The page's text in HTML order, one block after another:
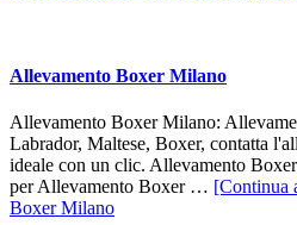
Allevamento Boxer Milano
Allevamento Boxer Milano:
Labrador, Maltese, Boxer, contatta
ideale con un clic. Allevamento
per Allevamento Boxer … [Continua
Boxer Milano